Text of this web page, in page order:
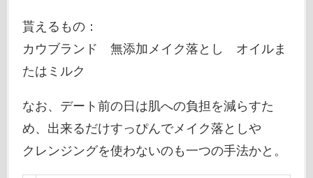
貰えるもの：
カウブランド 無添加メイク落とし オイルま
たはミルク
なお、デート前の日は肌への負担を減らすた
め、出来るだけすっぴんでメイク落としや
クレンジングを使わないのも一つの手法かと。